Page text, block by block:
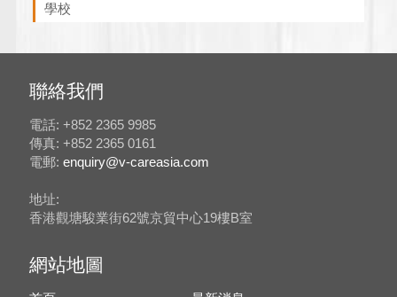
學校
聯絡我們
電話: +852 2365 9985
傳真: +852 2365 0161
電郵: enquiry@v-careasia.com
地址:
香港觀塘駿業街62號京貿中心19樓B室
網站地圖